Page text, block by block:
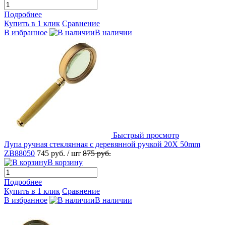
Подробнее
Купить в 1 клик Сравнение
В избранное
В наличии
Быстрый просмотр
Лупа ручная стеклянная с деревянной ручкой 20X 50mm
ZB88050 745 руб. / шт 875 руб.
В корзину
Подробнее
Купить в 1 клик Сравнение
В избранное
В наличии